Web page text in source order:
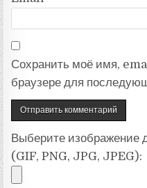
Сохранить моё имя,
браузере для
Выберите изображение
(GIF, PNG, JPG, JPEG):